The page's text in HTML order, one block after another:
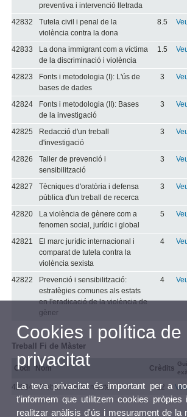
preventiva i intervenció lletrada
42832
Tutela civil i penal de la
violència contra la dona
8.5
42833
La dona immigrant com a víctima
de la discriminació i violència
1.5
42823
Fonts i metodologia (I): L'ús de
bases de dades
3
42824
Fonts i metodologia (II): Bases
de la investigació
3
42825
Redacció d'un treball
d'investigació
3
42826
Taller de prevenció i
sensibilització
3
42827
Tècniques d'oratòria i defensa
pública d'un treball de recerca
3
42820
La violència de gènere com a
fenomen social, jurídic i global
5
42821
El marc jurídic internacional i
comparat de tutela contra la
violència sexista
4
42822
Prevenció i sensibilització:
estratègies comunes als estats
en l'eradicació de la violència de
gèner
4
Treball Fi de Màster
Codi Nom Crèdits
42834 Treball final de màster 12
Cookies i política de
privacitat
La teva privacitat és important per a
t'informem que utilitzem cookies
realitzar anàlisis d'ús i mesurament de la